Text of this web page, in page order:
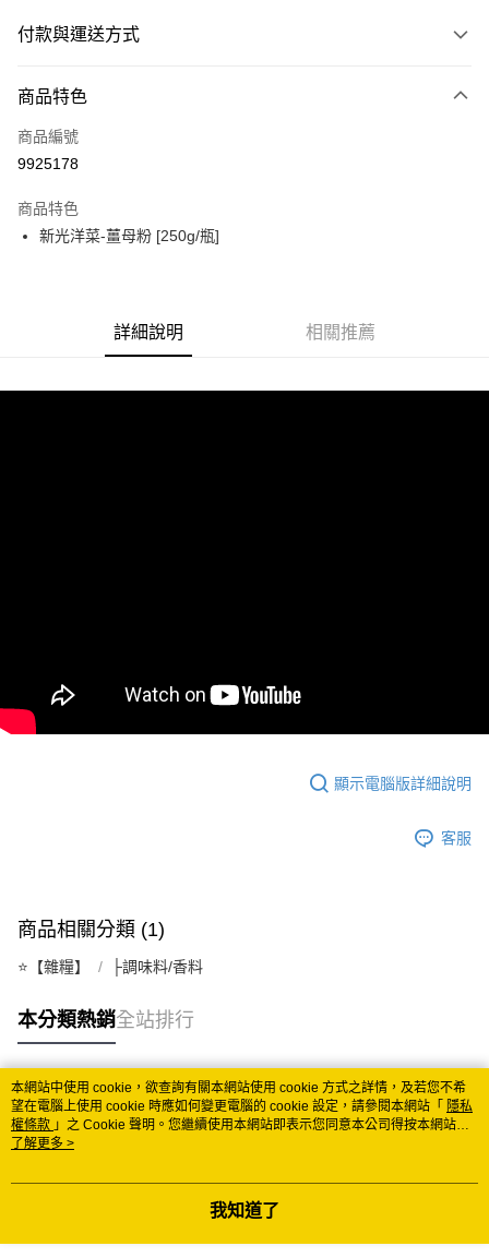
付款與運送方式
信用卡一次付款
超商取貨付款
Apple Pay
ATM付款
付款後7-11取貨
每筆NT$60
免運費
商品特色
商品編號
9925178
商品特色
新光洋菜-薑母粉 [250g/瓶]
詳細說明 相關推薦
顯示電腦版詳細說明
客服
商品相關分類 (1)
⭐️【雜糧】 ├調味料/香料
本分類熱銷全站排行
熱門標籤
本網站中使用 cookie，欲查詢有關本網站使用 cookie 方式之詳情，及若您不希
望在電腦上使用 cookie 時應如何變更電腦的 cookie 設定，請參閱本網站「 隱私
權條款 」之 Cookie 聲明。您繼續使用本網站即表示您同意本公司得按本網站使
用條款之 Cookie 聲明使用 cookie。
了解更多 >
我知道了